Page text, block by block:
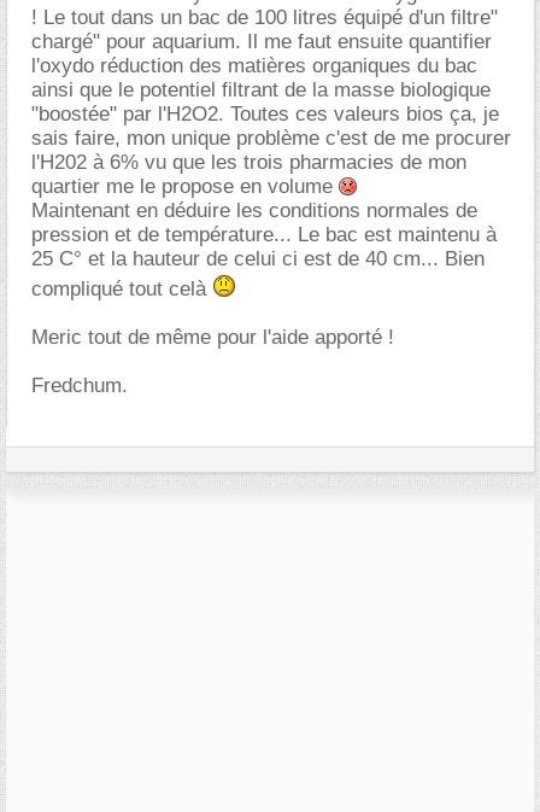
! Le tout dans un bac de 100 litres équipé d'un filtre"
chargé" pour aquarium. Il me faut ensuite quantifier
l'oxydo réduction des matières organiques du bac
ainsi que le potentiel filtrant de la masse biologique
"boostée" par l'H2O2. Toutes ces valeurs bios ça, je
sais faire, mon unique problème c'est de me procurer
l'H202 à 6% vu que les trois pharmacies de mon
quartier me le propose en volume
Maintenant en déduire les conditions normales de
pression et de température... Le bac est maintenu à
25 C° et la hauteur de celui ci est de 40 cm... Bien
compliqué tout celà
Meric tout de même pour l'aide apporté !
Fredchum.